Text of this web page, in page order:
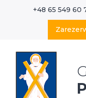
+48 65 549 60
Wyszukaj w